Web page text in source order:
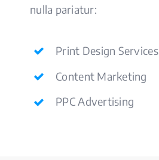
nulla pariatur:
Print Design Services
Content Marketing
PPC Advertising